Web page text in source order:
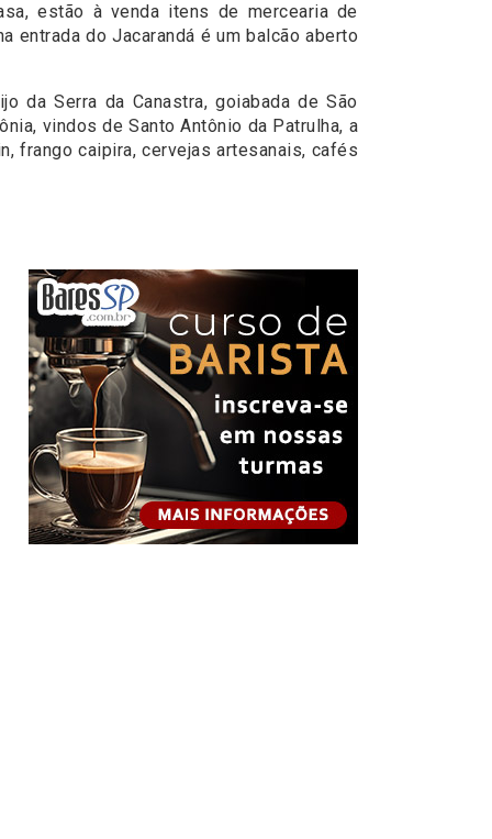
estão à venda itens de mercearia de
entrada do Jacarandá é um balcão aberto
da Serra da Canastra, goiabada de São
vindos de Santo Antônio da Patrulha, a
frango caipira, cervejas artesanais, cafés